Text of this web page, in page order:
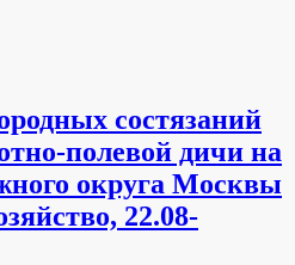
состязаний
полевой дичи на
округа Москвы
22.08-